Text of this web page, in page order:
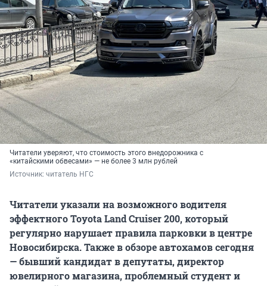
Читатели уверяют, что стоимость этого внедорожника с
«китайскими обвесами» — не более 3 млн рублей
Источник: читатель НГС
Читатели указали на возможного водителя
эффектного Toyota Land Cruiser 200, который
регулярно нарушает правила парковки в центре
Новосибирска. Также в обзоре автохамов сегодня
— бывший кандидат в депутаты, директор
ювелирного магазина, проблемный студент и